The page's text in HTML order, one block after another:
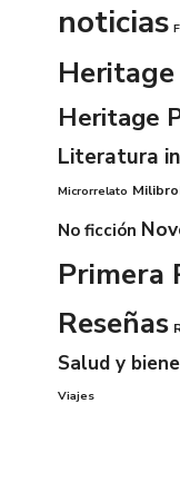
noticias
Heritage
Literatura
Microrrelato
No ficción
Primera
Reseñas
Salud y
Viajes